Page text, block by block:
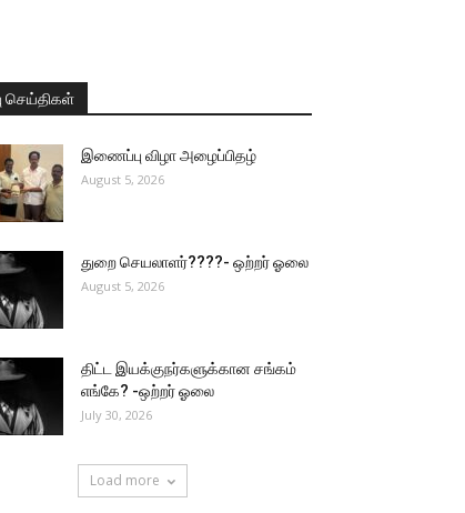
செய்திகள்
இணைப்பு விழா அழைப்பிதழ்
August 5, 2026
துறை செயலாளர்????- ஒற்றர் ஓலை
August 5, 2026
திட்ட இயக்குநர்களுக்கான சங்கம்
எங்கே? -ஒற்றர் ஓலை
July 30, 2026
Load more